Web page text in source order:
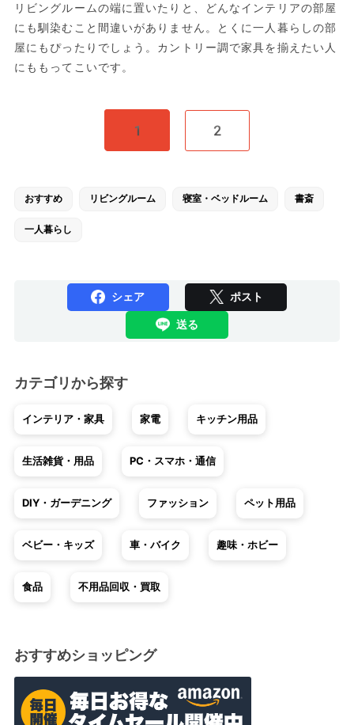
リビングルームの端に置いたりと、どんなインテリアの部屋
にも馴染むこと間違いがありません。とくに一人暮らしの部
屋にもぴったりでしょう。カントリー調で家具を揃えたい人
にももってこいです。
1 2
おすすめ リビングルーム 寝室・ベッドルーム 書斎
一人暮らし
シェア ポスト
送る
カテゴリから探す
インテリア・家具 家電 キッチン用品
生活雑貨・用品 PC・スマホ・通信
DIY・ガーデニング ファッション ペット用品
ベビー・キッズ 車・バイク 趣味・ホビー
食品 不用品回収・買取
おすすめショッピング